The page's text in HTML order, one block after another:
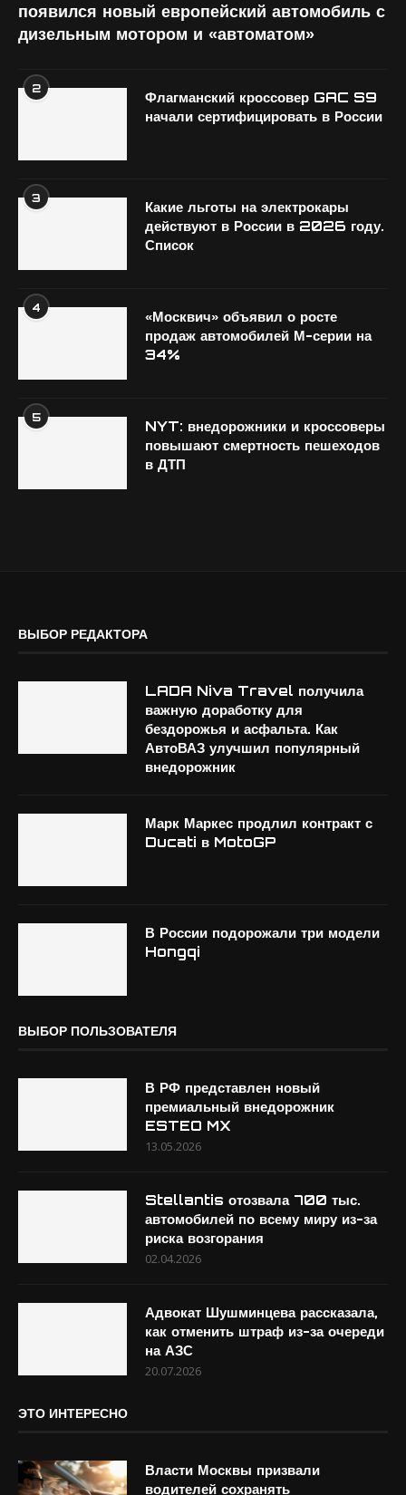
появился новый европейский автомобиль с
дизельным мотором и «автоматом»
2
Флагманский кроссовер GAC S9
начали сертифицировать в России
3
Какие льготы на электрокары
действуют в России в 2026 году.
Список
4
«Москвич» объявил о росте
продаж автомобилей М-серии на
34%
5
NYT: внедорожники и кроссоверы
повышают смертность пешеходов
в ДТП
ВЫБОР РЕДАКТОРА
LADA Niva Travel получила
важную доработку для
бездорожья и асфальта. Как
АвтоВАЗ улучшил популярный
внедорожник
Марк Маркес продлил контракт с
Ducati в MotoGP
В России подорожали три модели
Hongqi
ВЫБОР ПОЛЬЗОВАТЕЛЯ
В РФ представлен новый
премиальный внедорожник
ESTEO MX
13.05.2026
Stellantis отозвала 700 тыс.
автомобилей по всему миру из-за
риска возгорания
02.04.2026
Адвокат Шушминцева рассказала,
как отменить штраф из-за очереди
на АЗС
20.07.2026
ЭТО ИНТЕРЕСНО
Власти Москвы призвали
водителей сохранять